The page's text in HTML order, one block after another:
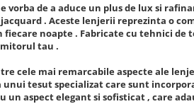
vorba de a aduce un plus de lux si
. Aceste lenjerii reprezinta o
fiecare noapte . Fabricate cu tehnici de
tau .
cele mai remarcabile aspecte ale
tesut specializat care sunt
un aspect elegant si sofisticat , care